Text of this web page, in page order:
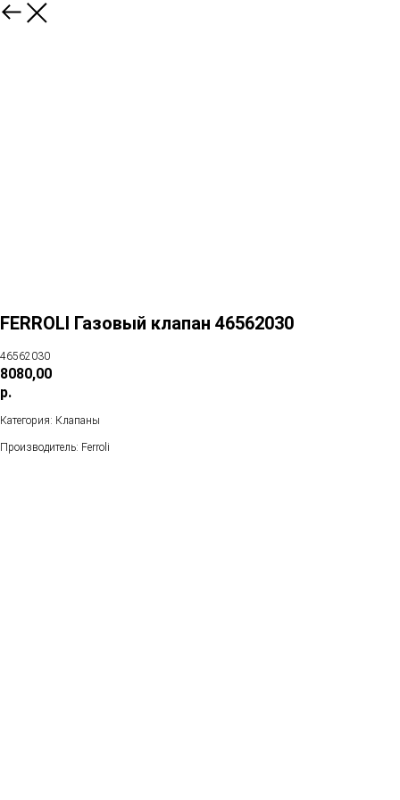
FERROLI Газовый клапан 46562030
46562030
8080,00
р.
Категория: Клапаны
Производитель: Ferroli